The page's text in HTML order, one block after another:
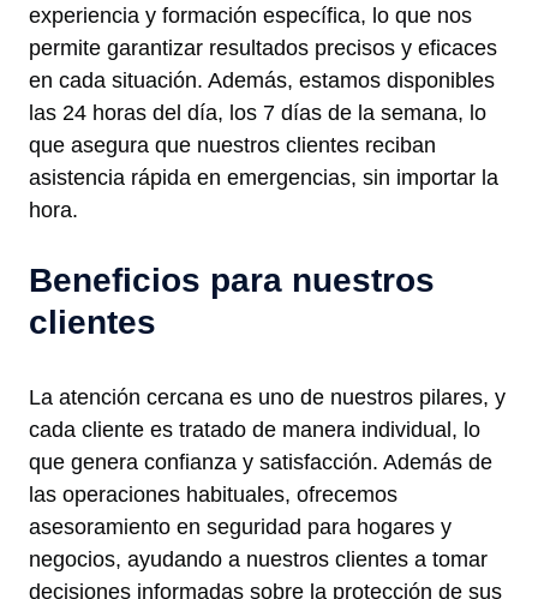
experiencia y formación específica, lo que nos
permite garantizar resultados precisos y eficaces
en cada situación. Además, estamos disponibles
las 24 horas del día, los 7 días de la semana, lo
que asegura que nuestros clientes reciban
asistencia rápida en emergencias, sin importar la
hora.
Beneficios para nuestros
clientes
La atención cercana es uno de nuestros pilares, y
cada cliente es tratado de manera individual, lo
que genera confianza y satisfacción. Además de
las operaciones habituales, ofrecemos
asesoramiento en seguridad para hogares y
negocios, ayudando a nuestros clientes a tomar
decisiones informadas sobre la protección de sus